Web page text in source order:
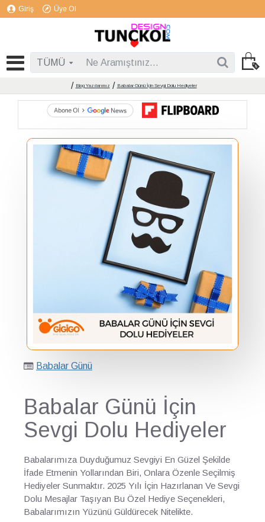
Giriş Üye Ol
TÜMÜ
Blog Yazılarımız Babalar Günü İçin Sevgi Dolu Hediyeler
Babalar Günü
Babalar Günü İçin
Sevgi Dolu Hediyeler
Babalarımıza Duyduğumuz Sevgiyi En Güzel Şekilde
İfade Etmenin Yollarından Biri, Onlara Özenle Seçilmiş
Hediyeler Sunmaktır. 2025 Yılı İçin Hazırlanan Ve Sevgi
Dolu Mesajlar Taşıyan Bu Özel Hediye Seçenekleri,
Babalarımızın Yüzünü Güldürecek Nitelikte.